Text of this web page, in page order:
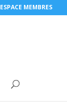
ESPACE MEMBRES